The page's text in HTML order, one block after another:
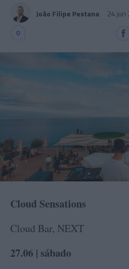
João Filipe Pestana 24 jun
0
Cloud Sensations
Cloud Bar, NEXT
27.06 | sábado